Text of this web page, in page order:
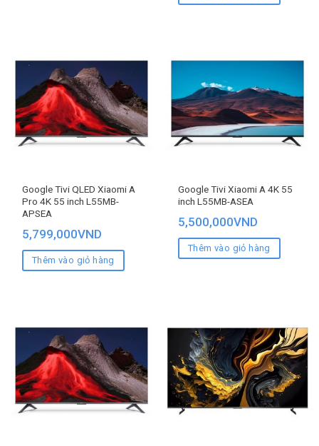
Google Tivi QLED Xiaomi A
Pro 4K 55 inch L55MB-
APSEA
5,799,000VND
Thêm vào giỏ hàng
Google Tivi Xiaomi A 4K 55
inch L55MB-ASEA
5,500,000VND
Thêm vào giỏ hàng